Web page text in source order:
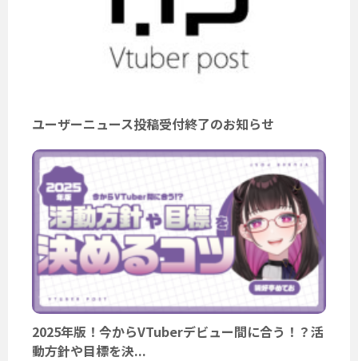
ユーザーニュース投稿受付終了のお知らせ
2025年版！今からVTuberデビュー間に合う！？活
動方針や目標を決...